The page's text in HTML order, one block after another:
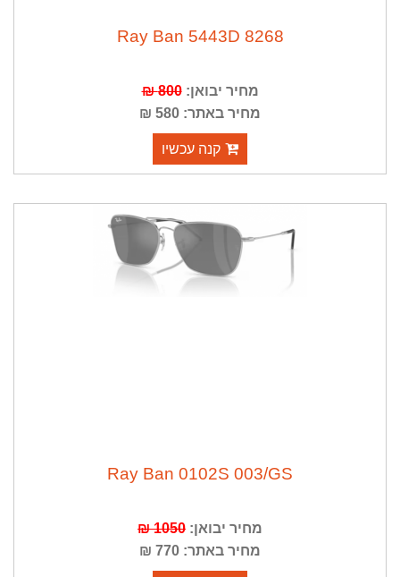
Ray Ban 5443D 8268
מחיר יבואן:800 ₪
מחיר באתר: 580 ₪
קנה עכשיו
Ray Ban 0102S 003/GS
מחיר יבואן: 1050 ₪
מחיר באתר: 770 ₪